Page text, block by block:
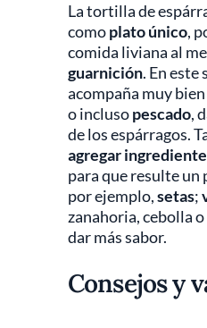
La tortilla de
comoplato único,
comida liviana al
guarnición. En este
acompaña muy
o inclusopescado,
de los espárragos.
agregar
para que resulte un
por ejemplo,setas;
zanahoria, cebolla
dar más sabor.
Consejos y